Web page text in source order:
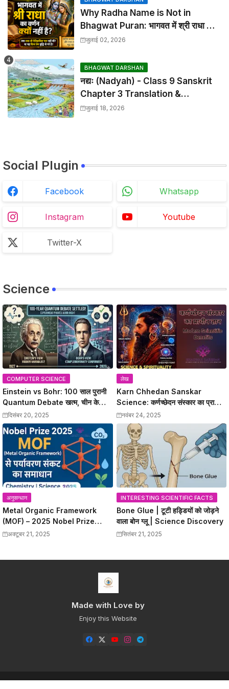
Why Radha Name is Not in
Bhagwat Puran: भागवत में श्री राधा का
वर्णन क्यों नहीं है?
जुलाई 02, 2026
BHAGWAT DARSHAN
नद्यः (Nadyah) - Class 9 Sanskrit
Chapter 3 Translation &
Solutions
जुलाई 18, 2026
Social Plugin
Facebook Whatsapp
Instagram Youtube
Twitter-X
Science
COMPUTER SCIENCE
Einstein vs Bohr: 100 साल पुरानी
Quantum Debate खत्म, चीन के
वैज्ञानिकों ने Bohr को सही साबित किया
दिसंबर 20, 2025
लेख
Karn Chhedan Sanskar
Science: कर्णच्छेदन संस्कार का प्राचीन
ज्ञान और Modern Scientific
Benefits
नवंबर 24, 2025
अनुसन्धान
Metal Organic Framework
(MOF) – 2025 Nobel Prize
विजेताओं की क्रांतिकारी खोज
अक्टूबर 21, 2025
INTERESTING SCIENTIFIC FACTS
Bone Glue | टूटी हड्डियों को जोड़ने
वाला बोन ग्लू | Science Discovery
सितंबर 21, 2025
Made with Love by
Enjoy this Website